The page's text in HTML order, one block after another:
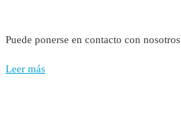
Puede ponerse en contacto con
Leer más